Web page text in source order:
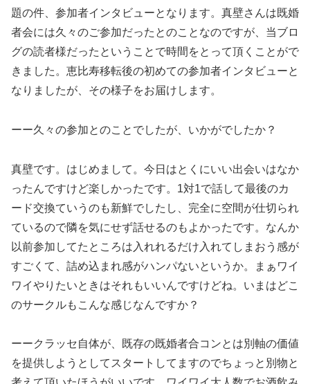
題の件、参加者インタビューとなります。真壁さんは既婚
者会には久々のご参加だったとのことなのですが、当ブロ
グの読者様だったということで時間をとって頂くことがで
きました。恵比寿移転後の初めての参加者インタビューと
なりましたが、その様子をお届けします。
ーー久々の参加とのことでしたが、いかがでしたか？
真壁です。はじめまして。今日はとくにいい出会いはなか
ったんですけど楽しかったです。1対1で話して最後のカ
ード交換ていうのも新鮮でしたし、完全に空間が仕切られ
ているので隣を気にせず話せるのもよかったです。なんか
以前参加してたところは入れれるだけ入れてしまおう感が
すごくて、詰め込まれ感がハンパないというか。まぁワイ
ワイやりたいときはそれもいいんですけどね。いまはどこ
のサークルもこんな感じなんですか？
ーークラッセ自体が、既存の既婚者合コンとは別軸の価値
を提供しようとしてスタートしてますのでちょっと別物と